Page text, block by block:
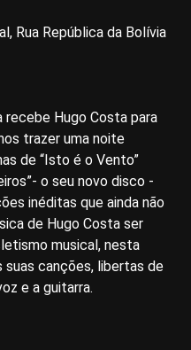
Rua República da Bolívia
recebe Hugo Costa para
trazer uma noite
de “Isto é o Vento”
o seu novo disco -
inéditas que ainda não
de Hugo Costa ser
musical, nesta
canções, libertas de
e a guitarra.